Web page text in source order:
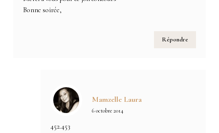
Bonne soirée,
Répondre
Mamzelle Laura
6 octobre 2014
452.453